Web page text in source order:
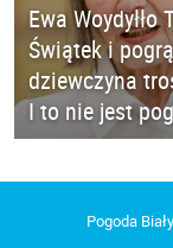
Ewa Woydyłło
Świątek i
dziewczyna
I to nie jest
Pogoda